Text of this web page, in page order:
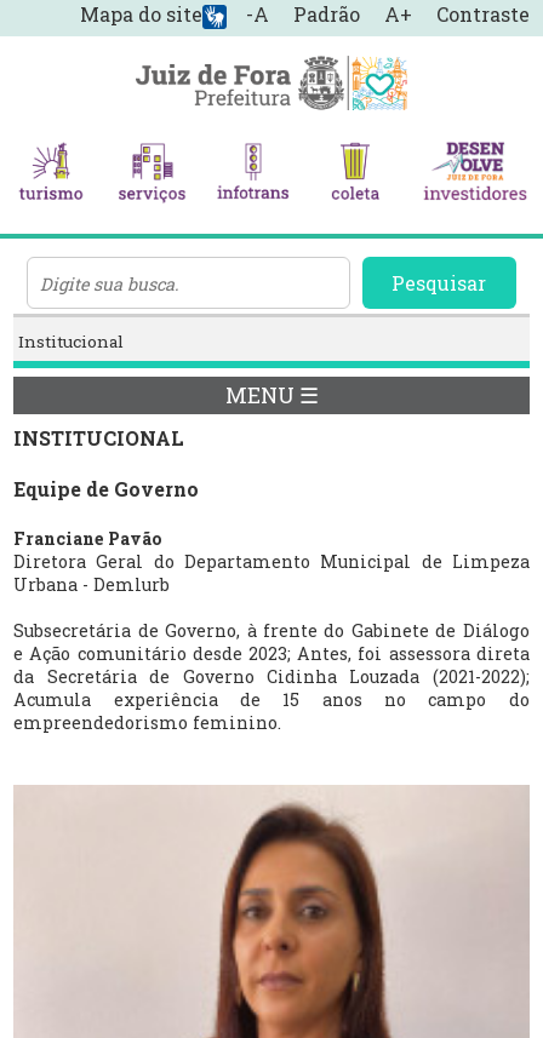
-A Padrão A+ Contraste
Mapa do site
Pesquisar
Institucional
MENU ☰
INSTITUCIONAL
Equipe de Governo
Franciane Pavão
Diretora Geral do Departamento Municipal de Limpeza
Urbana - Demlurb
Subsecretária de Governo, à frente do Gabinete de Diálogo
e Ação comunitário desde 2023; Antes, foi assessora direta
da Secretária de Governo Cidinha Louzada (2021-2022);
Acumula experiência de 15 anos no campo do
empreendedorismo feminino.